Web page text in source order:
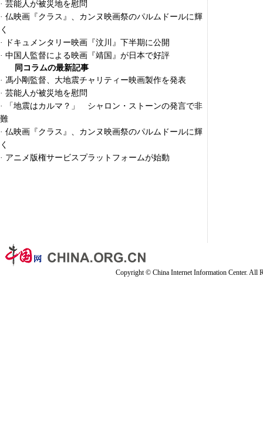
· 芸能人が被災地を慰問
· 仏映画『クラス』、カンヌ映画祭のパルムドールに輝
く
·
ドキュメンタリー映画『汶川』下半期に公開
· 中国人監督による映画『靖国』が日本で好評
同コラムの最新記事
· 馮小剛監督、大地震チャリティー映画製作を発表
· 芸能人が被災地を慰問
·
「地震はカルマ？」 シャロン・ストーンの発言で非
難
· 仏映画『クラス』、カンヌ映画祭のパルムドールに輝
く
· アニメ版権サービスプラットフォームが始動